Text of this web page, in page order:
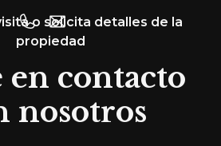
o solicita detalles de la
propiedad
en contacto
nosotros